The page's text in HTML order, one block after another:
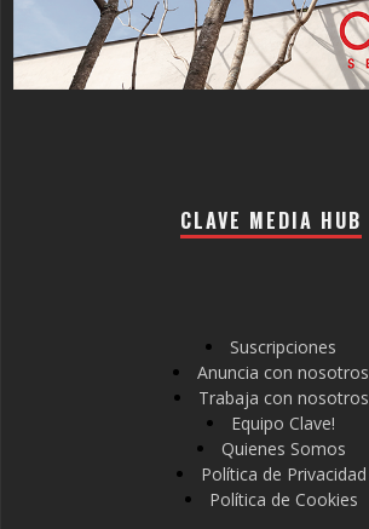
CLAVE MEDIA HUB
Suscripciones
Anuncia con nosotros
Trabaja con nosotros
Equipo Clave!
Quienes Somos
Política de Privacidad
Política de Cookies